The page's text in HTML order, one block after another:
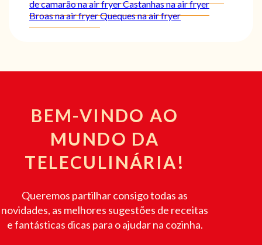
de camarão na air fryerCastanhas na air fryer
Broas na air fryerQueques na air fryer
BEM-VINDO AO
MUNDO DA
TELECULINÁRIA!
Queremos partilhar consigo todas as
novidades, as melhores sugestões de receitas
e fantásticas dicas para o ajudar na cozinha.